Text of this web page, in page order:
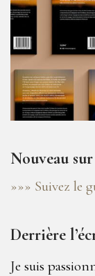
Nouveau
»»» Suivez le
Derrière
Je suis